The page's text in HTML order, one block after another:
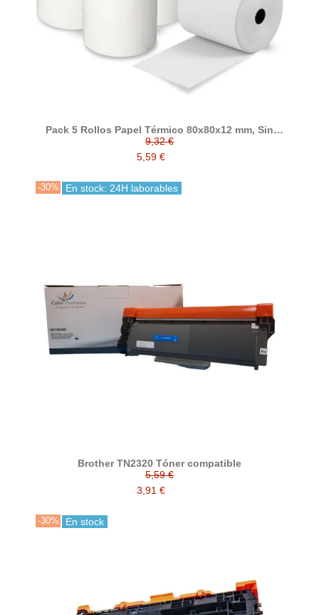
Pack 5 Rollos Papel Térmico 80x80x12 mm, Sin
Bisfenol A, Alta Calidad
9,32 €
5,59 €
-30% En stock: 24H laborables
Brother TN2320 Tóner compatible
5,59 €
3,91 €
-30% En stock